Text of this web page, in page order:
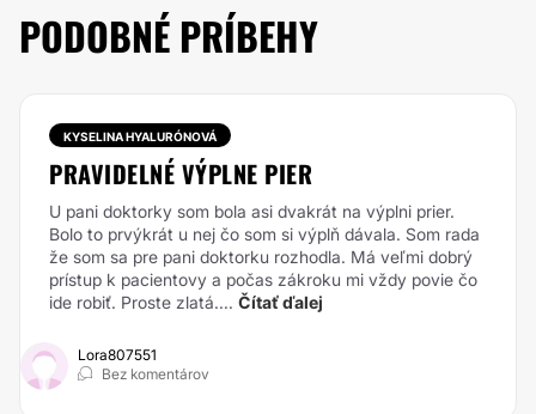
PODOBNÉ PRÍBEHY
KYSELINA HYALURÓNOVÁ
PRAVIDELNÉ VÝPLNE PIER
U pani doktorky som bola asi dvakrát na výplni prier.
Bolo to prvýkrát u nej čo som si výplň dávala. Som rada
že som sa pre pani doktorku rozhodla. Má veľmi dobrý
prístup k pacientovy a počas zákroku mi vždy povie čo
ide robiť. Proste zlatá.... Čítať ďalej
Lora807551
Bez komentárov